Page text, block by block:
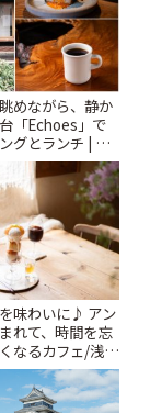
めながら、静か
「Echoes」で
グとランチ | こ
味わいに♪ アン
れて、時間を忘
なるカフェ/浅草
」 | ことりっぷ